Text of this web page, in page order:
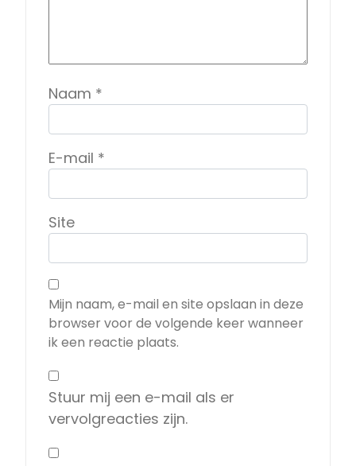
Naam *
E-mail *
Site
Mijn naam, e-mail en site opslaan in deze
browser voor de volgende keer wanneer
ik een reactie plaats.
Stuur mij een e-mail als er
vervolgreacties zijn.